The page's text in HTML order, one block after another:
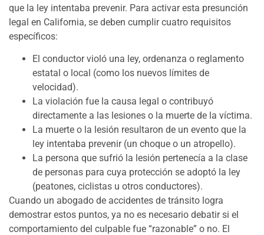
que la ley intentaba prevenir. Para activar esta presunción
legal en California, se deben cumplir cuatro requisitos
específicos:
El conductor violó una ley, ordenanza o reglamento
estatal o local (como los nuevos límites de
velocidad).
La violación fue la causa legal o contribuyó
directamente a las lesiones o la muerte de la víctima.
La muerte o la lesión resultaron de un evento que la
ley intentaba prevenir (un choque o un atropello).
La persona que sufrió la lesión pertenecía a la clase
de personas para cuya protección se adoptó la ley
(peatones, ciclistas u otros conductores).
Cuando un abogado de accidentes de tránsito logra
demostrar estos puntos, ya no es necesario debatir si el
comportamiento del culpable fue “razonable” o no. El